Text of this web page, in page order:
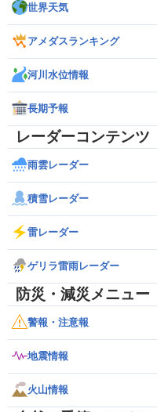
世界天気
アメダスランキング
河川水位情報
長期予報
レーダーコンテンツ
雨雲レーダー
積雪レーダー
雷レーダー
ゲリラ雷雨レーダー
防災・減災メニュー
警報・注意報
地震情報
火山情報